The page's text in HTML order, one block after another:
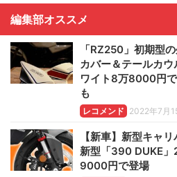
編集部オススメ
「RZ250」初期型
カバー＆テールカ
ワイト8万8000円
も
レコメンド 2022年7月
【新車】新型キャ
新型「390 DUKE
9000円で登場